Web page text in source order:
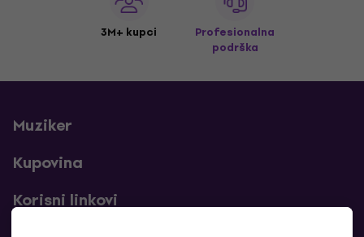
3M+ kupci
Profesionalna
podrška
Muziker
Kupovina
Korisni linkovi